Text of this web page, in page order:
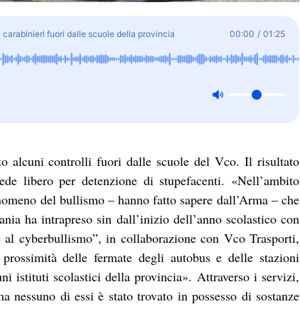
fuori dalle scuole della provincia 00:00 / 01:25
alcuni controlli fuori dalle scuole del Vco. Il risultato
libero per detenzione di stupefacenti. «Nell’ambito
del bullismo – hanno fatto sapere dall’Arma – che
ha intrapreso sin dall’inizio dell’anno scolastico con
cyberbullismo”, in collaborazione con Vco Trasporti,
delle fermate degli autobus e delle stazioni
istituti scolastici della provincia». Attraverso i servizi,
di essi è stato trovato in possesso di sostanze